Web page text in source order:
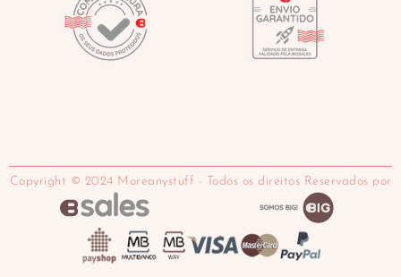
Copyright © 2024 Moreanystuff - Todos os direitos Reservados por